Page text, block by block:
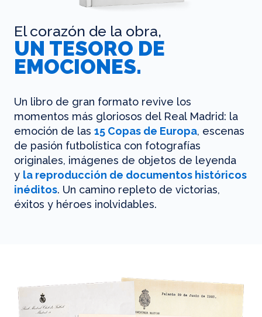
El corazón de la obra,
UN TESORO DE
EMOCIONES.
Un libro de gran formato revive los
momentos más gloriosos del Real Madrid: la
emoción de las 15 Copas de Europa, escenas
de pasión futbolística con fotografías
originales, imágenes de objetos de leyenda
y la reproducción de documentos históricos
inéditos. Un camino repleto de victorias,
éxitos y héroes inolvidables.